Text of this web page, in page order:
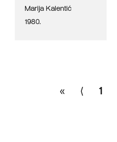
Marija Kalentić
1980.
« ⟨ 1